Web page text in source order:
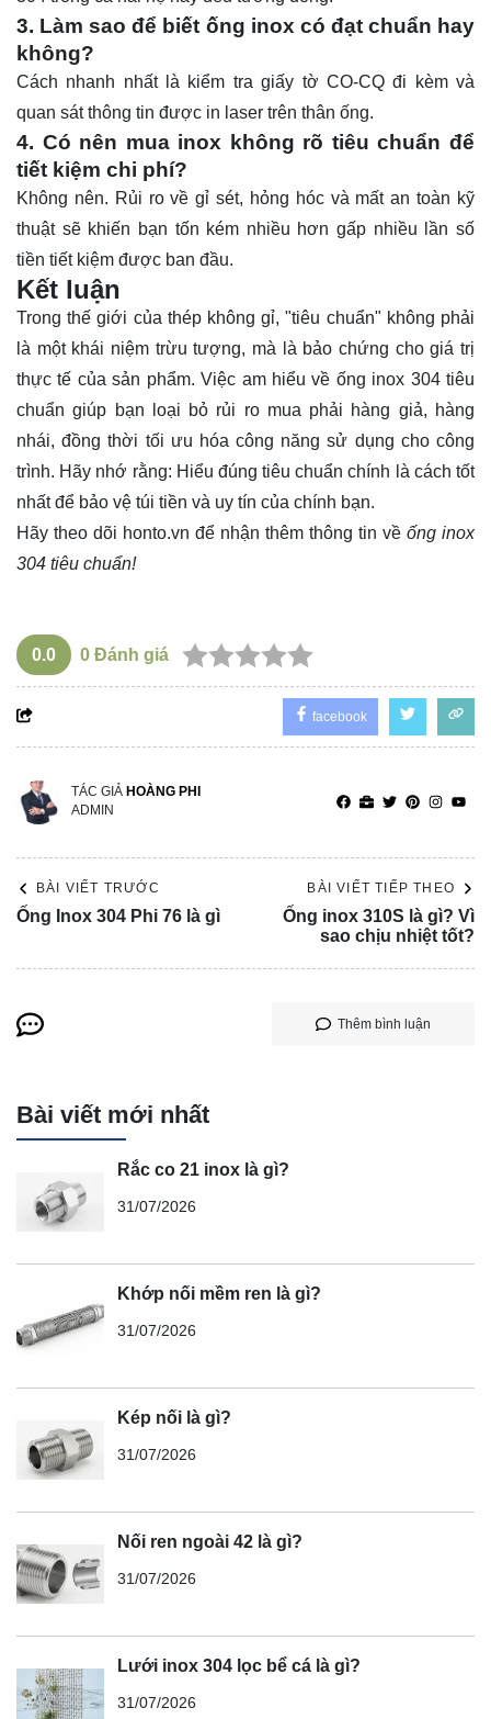
3. Làm sao để biết ống inox có đạt chuẩn hay
không?
Cách nhanh nhất là kiểm tra giấy tờ CO-CQ đi kèm và
quan sát thông tin được in laser trên thân ống.
4. Có nên mua inox không rõ tiêu chuẩn để
tiết kiệm chi phí?
Không nên. Rủi ro về gỉ sét, hỏng hóc và mất an toàn kỹ
thuật sẽ khiến bạn tốn kém nhiều hơn gấp nhiều lần số
tiền tiết kiệm được ban đầu.
Kết luận
Trong thế giới của thép không gỉ, "tiêu chuẩn" không phải
là một khái niệm trừu tượng, mà là bảo chứng cho giá trị
thực tế của sản phẩm. Việc am hiểu về ống inox 304 tiêu
chuẩn giúp bạn loại bỏ rủi ro mua phải hàng giả, hàng
nhái, đồng thời tối ưu hóa công năng sử dụng cho công
trình. Hãy nhớ rằng: Hiểu đúng tiêu chuẩn chính là cách tốt
nhất để bảo vệ túi tiền và uy tín của chính bạn.
Hãy theo dõi honto.vn để nhận thêm thông tin về ống inox
304 tiêu chuẩn!
0.0 0 Đánh giá
facebook
TÁC GIẢ HOÀNG PHI
ADMIN
BÀI VIẾT TRƯỚC
Ống Inox 304 Phi 76 là gì
BÀI VIẾT TIẾP THEO
Ống inox 310S là gì? Vì
sao chịu nhiệt tốt?
Thêm bình luận
Bài viết mới nhất
Rắc co 21 inox là gì?
31/07/2026
Khớp nối mềm ren là gì?
31/07/2026
Kép nối là gì?
31/07/2026
Nối ren ngoài 42 là gì?
31/07/2026
Lưới inox 304 lọc bể cá là gì?
31/07/2026